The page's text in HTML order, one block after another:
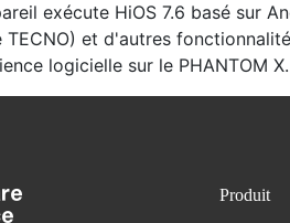
exécute HiOS 7.6 basé sur
TECNO) et d'autres
logicielle sur le PHANTOM X.
Produit